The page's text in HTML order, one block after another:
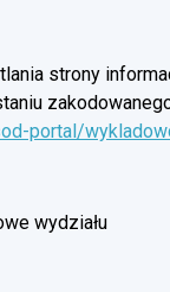
strony
portal/
wydziału